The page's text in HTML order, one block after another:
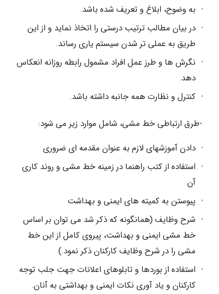
به وضوح، ابلاغ و تعریف شده باشد.
در بیان مطالب ترتیب درستی را اتخاذ نماید و از این
طریق به عملی تر شدن سیستم یاری رساند.
نگرش ها و طرز عمل افراد مشمول رابطه روزانه انعکاس
دهد.
کنترل و نظارت همه جانبه داشته باشد.
-طرق ارتباطی خط مشی، شامل موارد زیر می شود:
دادن آموزشهای لازم به عنوان مقدمه ای ضروری
استفاده از کتب راهنما در زمینه خط مشی و روند کاری
آن
پیوستن به کمیته های ایمنی و بهداشت
شرح وظایف (همانگونه که ذکر شد می توان بر اساس
خط مشی ایمنی و بهداشت، پیروی کامل از این خط
مشی را در شرح وظایف کارکنان ذکر نمود.)
استفاده از بوردها و تابلوهای اعلانات جهت جلب توجه
کارکنان و یاد آوری نکات ایمنی و بهداشتی به آنان.